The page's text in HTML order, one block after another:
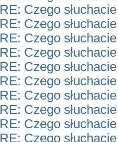
RE: Czego
RE: Czego
RE: Czego
RE: Czego
RE: Czego
RE: Czego
RE: Czego
RE: Czego
RE: Czego
RE: Czego